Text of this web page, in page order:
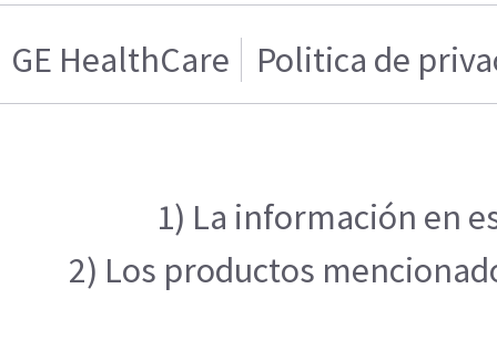
GE HealthCare Politica de
1) La información en
2) Los productos